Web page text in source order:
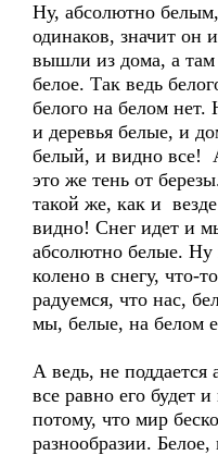
Ну, абсолютно белым,
одинаков, значит
вышли из дома, а
белое. Так ведь
белого на белом
и деревья белые, и
белый, и видно все!
это же тень от
такой же, как и
видно! Снег идет и
абсолютно белые.
колено в снегу, что-
радуемся, что нас,
мы, белые, на белом
А ведь, не поддается
все равно его будет
потому, что мир
разнообразии.